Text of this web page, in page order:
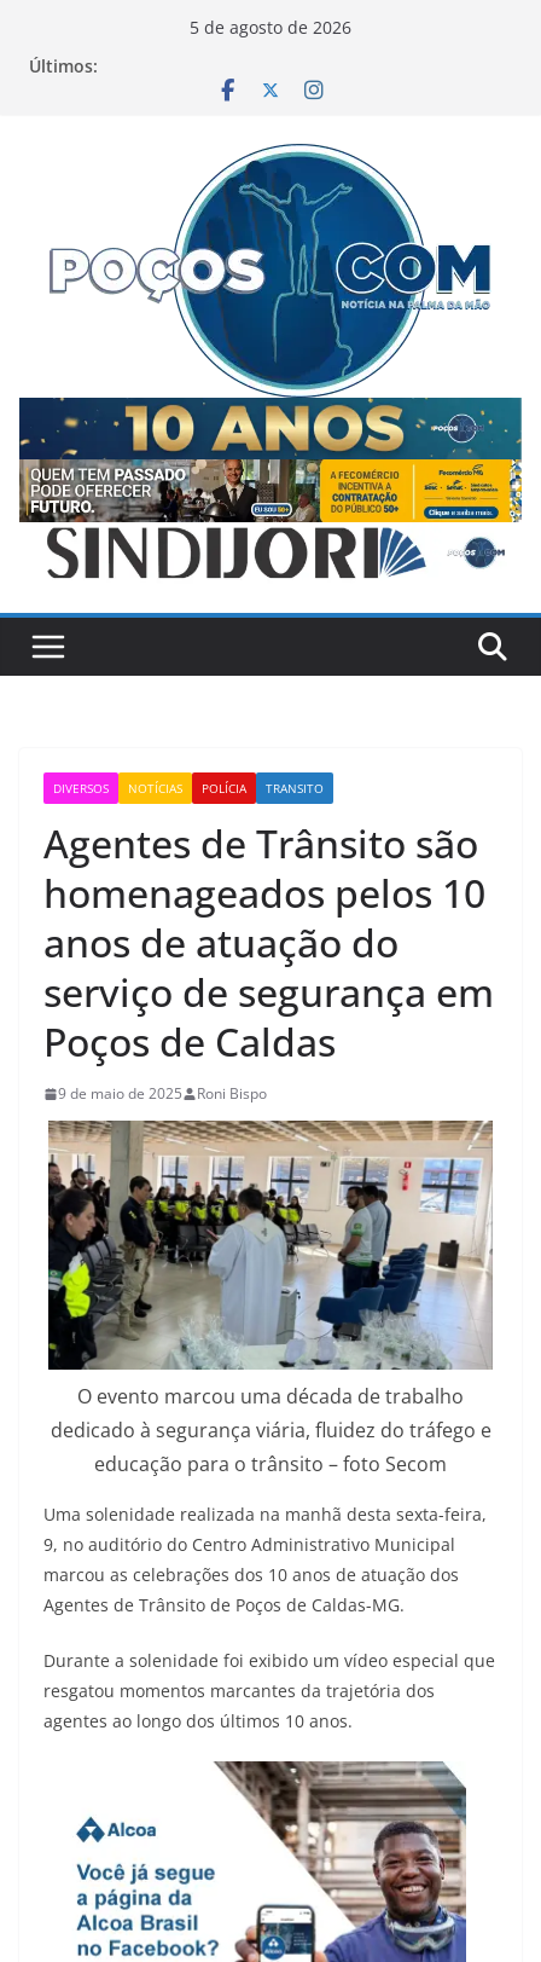
5 de agosto de 2026
Últimos:
DIVERSOS NOTÍCIAS POLÍCIA TRANSITO
Agentes de Trânsito são
homenageados pelos 10
anos de atuação do
serviço de segurança em
Poços de Caldas
9 de maio de 2025 Roni Bispo
O evento marcou uma década de trabalho
dedicado à segurança viária, fluidez do tráfego e
educação para o trânsito – foto Secom
Uma solenidade realizada na manhã desta sexta-feira,
9, no auditório do Centro Administrativo Municipal
marcou as celebrações dos 10 anos de atuação dos
Agentes de Trânsito de Poços de Caldas-MG.
Durante a solenidade foi exibido um vídeo especial que
resgatou momentos marcantes da trajetória dos
agentes ao longo dos últimos 10 anos.